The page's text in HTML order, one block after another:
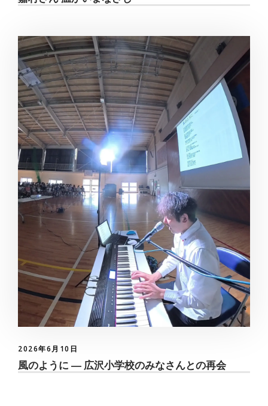
2026年6月10日
風のように ― 広沢小学校のみなさんとの再会